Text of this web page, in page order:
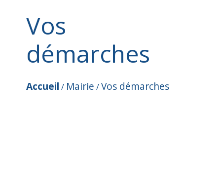
Vos
démarches
Accueil / Mairie /Vos démarches